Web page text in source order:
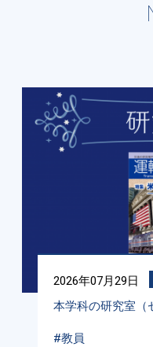
2026年07月29日
本学科の研究室（
#教員